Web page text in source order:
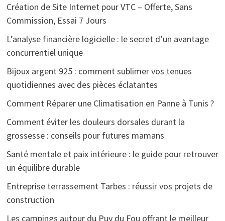
Création de Site Internet pour VTC – Offerte, Sans
Commission, Essai 7 Jours
L’analyse financière logicielle : le secret d’un avantage
concurrentiel unique
Bijoux argent 925 : comment sublimer vos tenues
quotidiennes avec des pièces éclatantes
Comment Réparer une Climatisation en Panne à Tunis ?
Comment éviter les douleurs dorsales durant la
grossesse : conseils pour futures mamans
Santé mentale et paix intérieure : le guide pour retrouver
un équilibre durable
Entreprise terrassement Tarbes : réussir vos projets de
construction
Les campings autour du Puy du Fou offrant le meilleur